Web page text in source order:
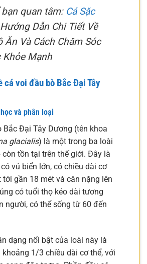
bạn quan tâm: Cá Sặc
Dẫn Chi Tiết Về
Ăn Và Cách Chăm Sóc
Khỏe Mạnh
cá voi đầu bò Bắc Đại Tây
và phân loại
Bắc Đại Tây Dương (tên khoa
glacialis) là một trong ba loài
tồn tại trên thế giới. Đây là
vú biển lớn, có chiều dài cơ
tới gần 18 mét và cân nặng lên
có tuổi thọ kéo dài tương
người, có thể sống từ 60 đến
dạng nổi bật của loài này là
1/3 chiều dài cơ thể, với